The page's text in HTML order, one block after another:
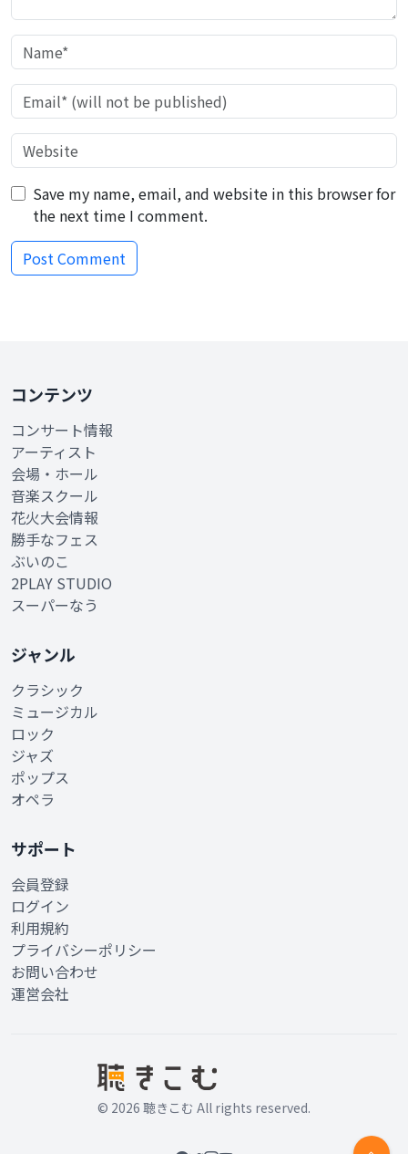
Save my name, email, and website in this browser for
the next time I comment.
コンテンツ
コンサート情報
アーティスト
会場・ホール
音楽スクール
花火大会情報
勝手なフェス
ぶいのこ
2PLAY STUDIO
スーパーなう
ジャンル
クラシック
ミュージカル
ロック
ジャズ
ポップス
オペラ
サポート
会員登録
ログイン
利用規約
プライバシーポリシー
お問い合わせ
運営会社
© 2026 聴きこむ All rights reserved.